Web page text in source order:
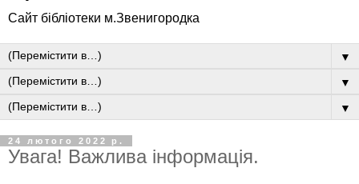
Сайт бібліотеки м.Звенигородка
▼
▼
▼
24 лютого 2022 р.
Увага! Важлива інформація.